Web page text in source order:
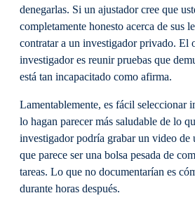
denegarlas. Si un ajustador cree que
completamente honesto acerca de sus
contratar a un investigador privado. El
investigador es reunir pruebas que
está tan incapacitado como afirma.
Lamentablemente, es fácil seleccionar
lo hagan parecer más saludable de lo
investigador podría grabar un video de
que parece ser una bolsa pesada de
tareas. Lo que no documentarían es
durante horas después.